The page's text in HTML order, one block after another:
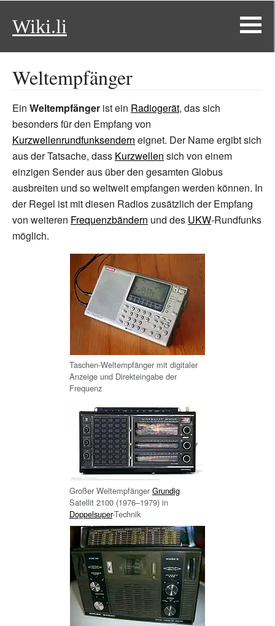
Wiki.li
Weltempfänger
Ein Weltempfänger ist ein Radiogerät, das sich
besonders für den Empfang von
Kurzwellenrundfunksendern eignet. Der Name ergibt sich
aus der Tatsache, dass Kurzwellen sich von einem
einzigen Sender aus über den gesamten Globus
ausbreiten und so weltweit empfangen werden können. In
der Regel ist mit diesen Radios zusätzlich der Empfang
von weiteren Frequenzbändern und des UKW-Rundfunks
möglich.
Taschen-Weltempfänger mit digitaler
Anzeige und Direkteingabe der
Frequenz
Großer Weltempfänger Grundig
Satellit 2100 (1976–1979) in
Doppelsuper-Technik